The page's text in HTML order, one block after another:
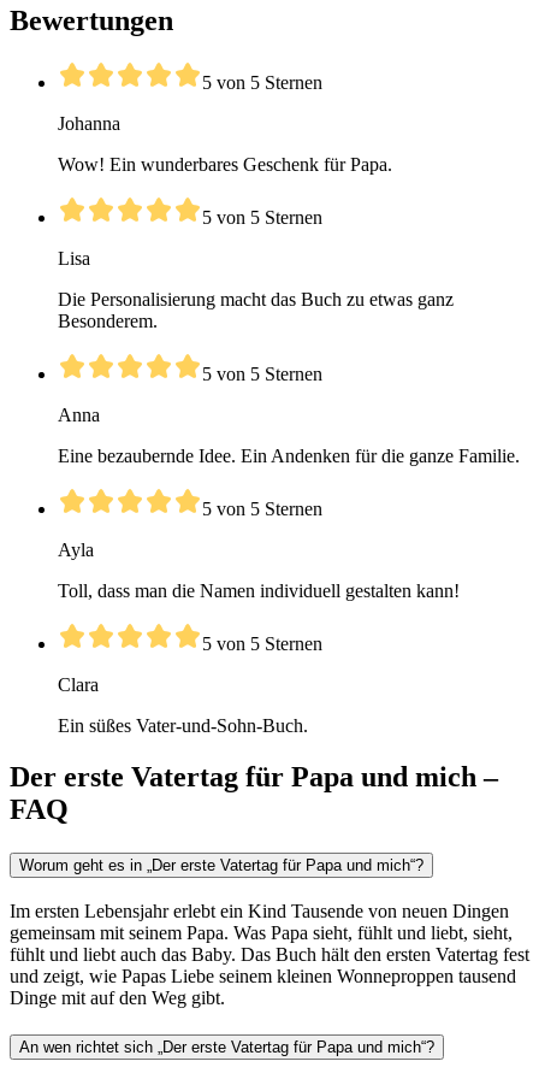
Bewertungen
5 von 5 Sternen
Johanna
Wow! Ein wunderbares Geschenk für Papa.
5 von 5 Sternen
Lisa
Die Personalisierung macht das Buch zu etwas ganz
Besonderem.
5 von 5 Sternen
Anna
Eine bezaubernde Idee. Ein Andenken für die ganze Familie.
5 von 5 Sternen
Ayla
Toll, dass man die Namen individuell gestalten kann!
5 von 5 Sternen
Clara
Ein süßes Vater-und-Sohn-Buch.
Der erste Vatertag für Papa und mich –
FAQ
Worum geht es in „Der erste Vatertag für Papa und mich“?
Im ersten Lebensjahr erlebt ein Kind Tausende von neuen Dingen
gemeinsam mit seinem Papa. Was Papa sieht, fühlt und liebt, sieht,
fühlt und liebt auch das Baby. Das Buch hält den ersten Vatertag fest
und zeigt, wie Papas Liebe seinem kleinen Wonneproppen tausend
Dinge mit auf den Weg gibt.
An wen richtet sich „Der erste Vatertag für Papa und mich“?